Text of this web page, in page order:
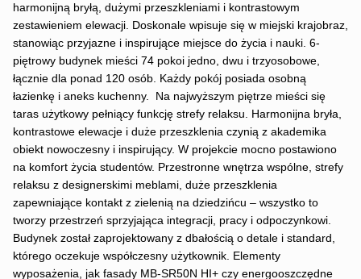
harmonijną bryłą, dużymi przeszkleniami i kontrastowym
zestawieniem elewacji. Doskonale wpisuje się w miejski krajobraz,
stanowiąc przyjazne i inspirujące miejsce do życia i nauki. 6-
piętrowy budynek mieści 74 pokoi jedno, dwu i trzyosobowe,
łącznie dla ponad 120 osób. Każdy pokój posiada osobną
łazienkę i aneks kuchenny. Na najwyższym piętrze mieści się
taras użytkowy pełniący funkcję strefy relaksu. Harmonijna bryła,
kontrastowe elewacje i duże przeszklenia czynią z akademika
obiekt nowoczesny i inspirujący. W projekcie mocno postawiono
na komfort życia studentów. Przestronne wnętrza wspólne, strefy
relaksu z designerskimi meblami, duże przeszklenia
zapewniające kontakt z zielenią na dziedzińcu – wszystko to
tworzy przestrzeń sprzyjająca integracji, pracy i odpoczynkowi.
Budynek został zaprojektowany z dbałością o detale i standard,
którego oczekuje współczesny użytkownik. Elementy
wyposażenia, jak fasady MB-SR50N HI+ czy energooszczędne